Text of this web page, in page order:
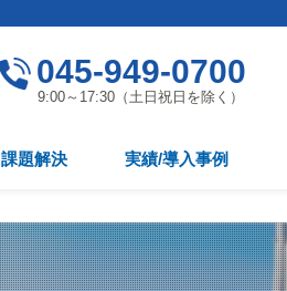
045-949-0700
9:00～17:30（土日祝日を除く）
課題解決 実績/導入事例